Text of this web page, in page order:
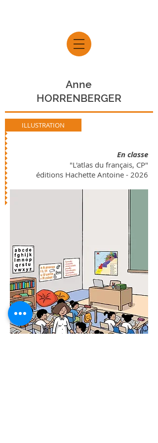
Anne
HORRENBERGER
ILLUSTRATION
En classe
"L'atlas du français, CP"
éditions Hachette Antoine - 2026